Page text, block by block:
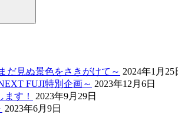
だ見ぬ景色をさきがけて～ 2024年1月25
FUJI特別企画～ 2023年12月6日
す！
2023年9月29日
2023年6月9日